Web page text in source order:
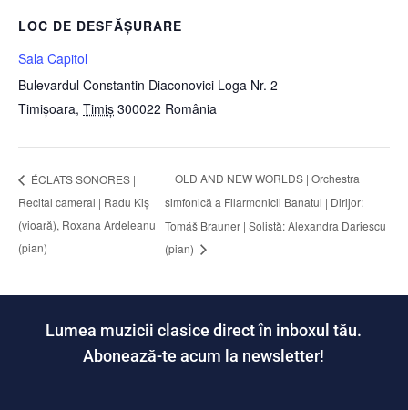
LOC DE DESFĂȘURARE
Sala Capitol
Bulevardul Constantin Diaconovici Loga Nr. 2
Timișoara, Timiș 300022 România
ÉCLATS SONORES |
Recital cameral | Radu Kiș
(vioară), Roxana Ardeleanu
(pian)
OLD AND NEW WORLDS | Orchestra
simfonică a Filarmonicii Banatul | Dirijor:
Tomáš Brauner | Solistă: Alexandra Dariescu
(pian)
Lumea muzicii clasice direct în inboxul tău.
Abonează-te acum la newsletter!